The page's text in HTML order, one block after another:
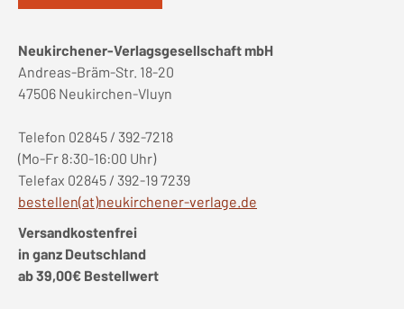
Neukirchener-Verlagsgesellschaft mbH
Andreas-Bräm-Str. 18-20
47506 Neukirchen-Vluyn
Telefon 02845 / 392-7218
(Mo-Fr 8:30-16:00 Uhr)
Telefax 02845 / 392-19 7239
bestellen(at)neukirchener-verlage.de
Versandkostenfrei
in ganz Deutschland
ab 39,00€ Bestellwert